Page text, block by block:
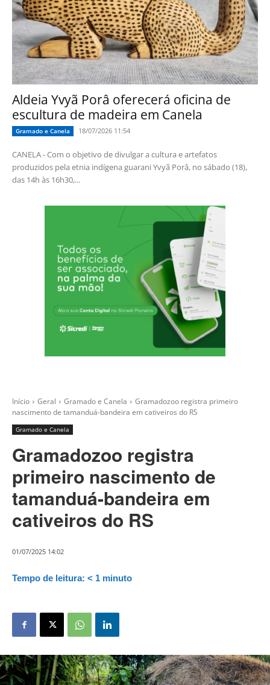
Aldeia Yvyã Porâ oferecerá oficina de
escultura de madeira em Canela
Gramado e Canela 18/07/2026 11:54
CANELA - Com o objetivo de divulgar a cultura e artefatos
produzidos pela etnia indígena guarani Yvyã Porâ, no sábado (18),
das 14h às 16h30,...